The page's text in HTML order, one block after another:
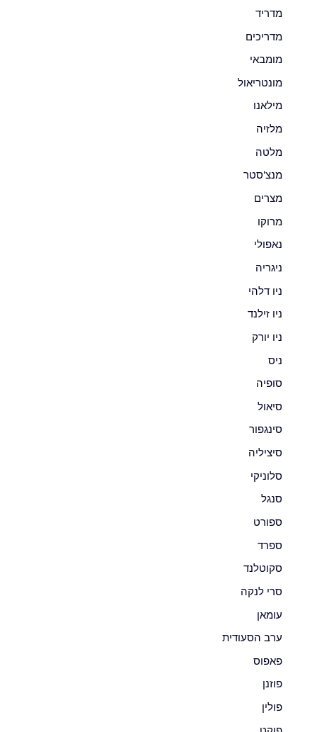
מדריד
מדריכים
מומבאי
מונטריאול
מילאנו
מלזיה
מלטה
מנצ'סטר
מצרים
מרוקו
נאפולי
ניגריה
ניו דלהי
ניו זילנד
ניו יורק
ניס
סופיה
סיאול
סינגפור
סיציליה
סלוניקי
סנגל
ספורט
ספרד
סקוטלנד
סרי לנקה
עומאן
ערב הסעודית
פאפוס
פוזנן
פולין